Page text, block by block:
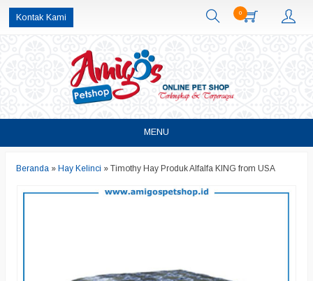
Kontak Kami 0
MENU
Beranda » Hay Kelinci » Timothy Hay Produk Alfalfa KING from USA